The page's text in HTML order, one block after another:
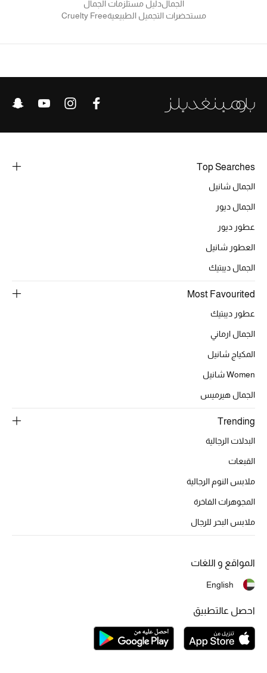
الجمالدليل مستلزمات الجمال
مستحضرات التجميل الطبيعيةCruelty Free
Top Searches
الجمال شانيل
الجمال ديور
عطور ديور
العطور شانيل
الجمال ديبتيك
Most Favourited
عطور ديبتيك
الجمال ارماني
المكياج شانيل
Women شانيل
الجمال هيرميس
Trending
البدلات الرجالية
القبعات
ملابس النوم الرجالية
المجوهرات الفاخرة
ملابس البحر للرجال
المواقع و اللغات
English
احصل عالتطبيق